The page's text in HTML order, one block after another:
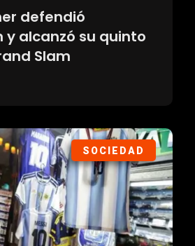
defendió
y alcanzó su quinto
Slam
SOCIEDAD